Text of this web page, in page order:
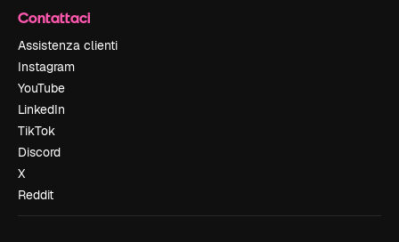
Contattaci
Assistenza clienti
Instagram
YouTube
LinkedIn
TikTok
Discord
X
Reddit